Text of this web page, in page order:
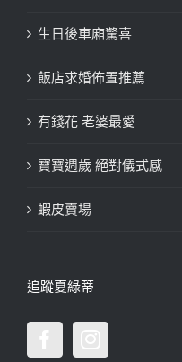
生日後車廂驚喜
飯店求婚佈置推薦
有錢花 老婆最愛
寶寶週歲 絕對儀式感
蝦皮賣場
追蹤夏綠蒂